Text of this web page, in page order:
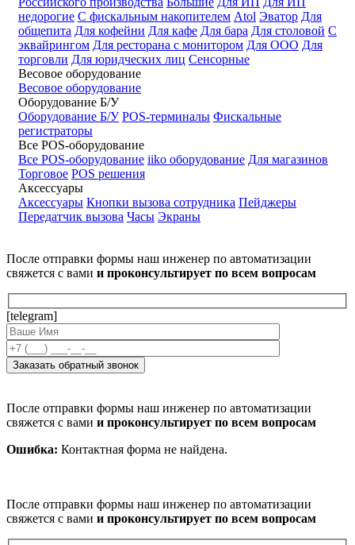
недорогие С фискальным накопителем Atol Эватор Для
общепита Для кофейни Для кафе Для бара Для столовой С
эквайрингом Для ресторана с монитором Для ООО Для
торговли Для юридческих лиц Сенсорные
Весовое оборудование
Весовое оборудование
Оборудование Б/У
Оборудование Б/У POS-терминалы Фискальные
регистраторы
Все POS-оборудование
Все POS-оборудование iiko оборудование Для магазинов
Торговое POS решения
Аксессуары
Аксессуары Кнопки вызова сотрудника Пейджеры
Передатчик вызова Часы Экраны
После отправки формы наш инженер по автоматизации
свяжется с вами и проконсультирует по всем вопросам
[telegram]
После отправки формы наш инженер по автоматизации
свяжется с вами и проконсультирует по всем вопросам
Ошибка: Контактная форма не найдена.
После отправки формы наш инженер по автоматизации
свяжется с вами и проконсультирует по всем вопросам